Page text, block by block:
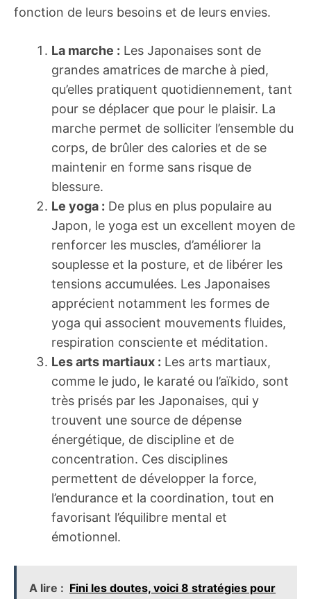
fonction de leurs besoins et de leurs envies.
La marche : Les Japonaises sont de
grandes amatrices de marche à pied,
qu’elles pratiquent quotidiennement, tant
pour se déplacer que pour le plaisir. La
marche permet de solliciter l’ensemble du
corps, de brûler des calories et de se
maintenir en forme sans risque de
blessure.
Le yoga : De plus en plus populaire au
Japon, le yoga est un excellent moyen de
renforcer les muscles, d’améliorer la
souplesse et la posture, et de libérer les
tensions accumulées. Les Japonaises
apprécient notamment les formes de
yoga qui associent mouvements fluides,
respiration consciente et méditation.
Les arts martiaux : Les arts martiaux,
comme le judo, le karaté ou l’aïkido, sont
très prisés par les Japonaises, qui y
trouvent une source de dépense
énergétique, de discipline et de
concentration. Ces disciplines
permettent de développer la force,
l’endurance et la coordination, tout en
favorisant l’équilibre mental et
émotionnel.
A lire : Fini les doutes, voici 8 stratégies pour